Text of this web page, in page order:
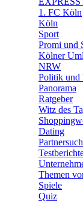
1. FC Köln
Köln
Sport
Promi und
Kölner
NRW
Politik und
Panorama
Ratgeber
Witz des
Dating
Themen
Spiele
Quiz